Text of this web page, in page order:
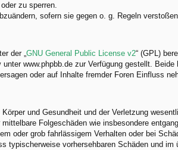
zu sperren.
sofern sie gegen o. g. Regeln
der „GNU General Public License v2“ (GPL)
www.phpbb.de zur Verfügung gestellt.
oder auf Inhalte fremder Foren Einfluss
und Gesundheit und der Verletzung
Folgeschäden wie insbesondere
oder grob fahrlässigem Verhalten oder bei
typischerweise vorhersehbaren Schäden und